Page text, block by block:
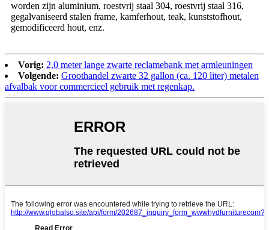
worden zijn aluminium, roestvrij staal 304, roestvrij staal 316,
gegalvaniseerd stalen frame, kamferhout, teak, kunststofhout,
gemodificeerd hout, enz.
Vorig: 2,0 meter lange zwarte reclamebank met armleuningen
Volgende: Groothandel zwarte 32 gallon (ca. 120 liter) metalen
afvalbak voor commercieel gebruik met regenkap.